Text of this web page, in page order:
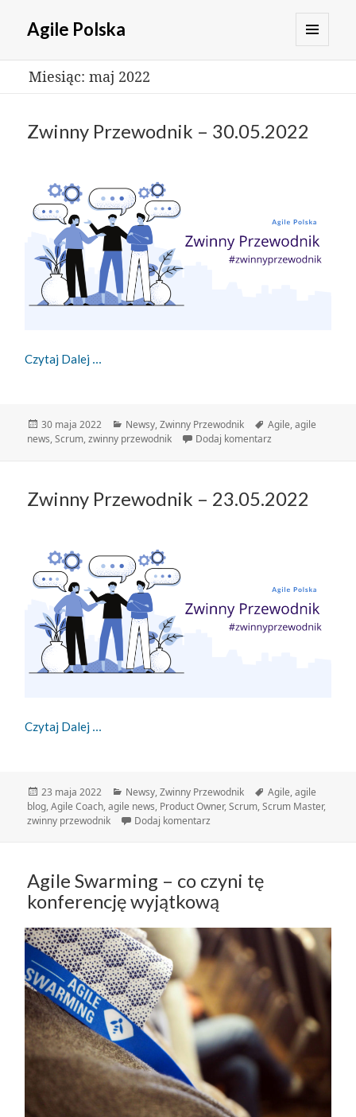
Agile Polska
Miesiąc: maj 2022
Zwinny Przewodnik – 30.05.2022
Czytaj Dalej
Data
publikacji
30 maja 2022 Kategorie
Newsy,Zwinny Przewodnik Tagi
Agile,agile
news,Scrum,zwinny przewodnik Dodaj komentarz
Zwinny Przewodnik – 23.05.2022
Czytaj Dalej
Data
publikacji
23 maja 2022 Kategorie
Newsy,Zwinny Przewodnik Tagi
Agile,agile
blog,Agile Coach,agile news, Product Owner,Scrum,Scrum Master,
zwinny przewodnik
Dodaj komentarz
Agile Swarming – co czyni tę
konferencję wyjątkową